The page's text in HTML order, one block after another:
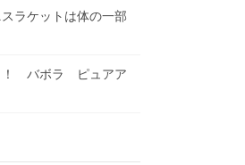
ラケットは体の一部
！ バボラ ピュアア